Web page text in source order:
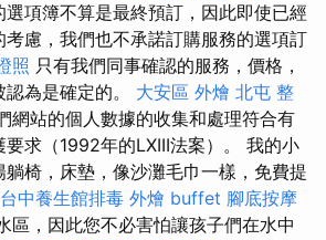
選項簿不算是最終預訂，因此即使已經
慮，我們也不承諾訂購服務的選項訂
照 只有我們同事確認的服務，價格，
為是確定的。 大安區 外燴 北屯 整
網站的個人數據的收集和處理符合有
求（1992年的LXIII法案）。 我的小
椅，床墊，像沙灘毛巾一樣，免費提
台中養生館排毒 外燴 buffet 腳底按摩
區，因此您不必害怕讓孩子們在水中